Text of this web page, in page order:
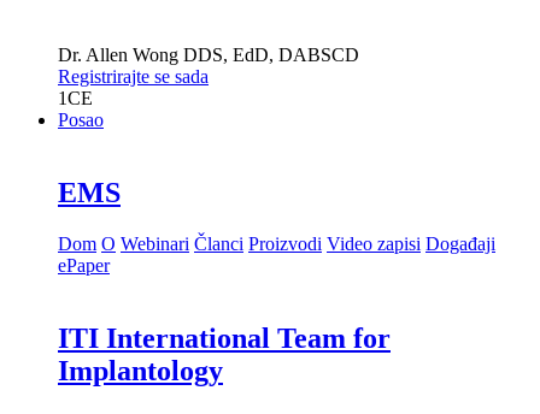
Dr. Allen Wong DDS, EdD, DABSCD
Registrirajte se sada
1CE
Posao
EMS
Dom O Webinari Članci Proizvodi Video zapisi Događaji
ePaper
ITI International Team for
Implantology